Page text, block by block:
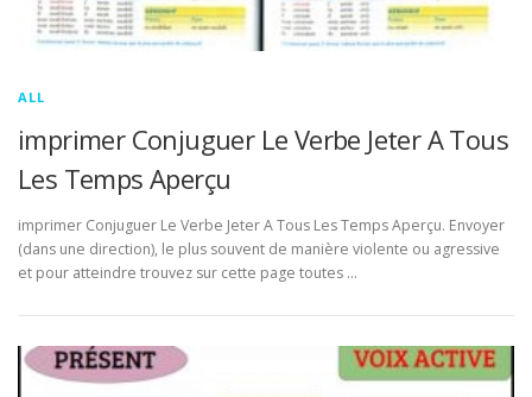
ALL
imprimer Conjuguer Le Verbe Jeter A Tous
Les Temps Aperçu
imprimer Conjuguer Le Verbe Jeter A Tous Les Temps Aperçu. Envoyer
(dans une direction), le plus souvent de manière violente ou agressive
et pour atteindre trouvez sur cette page toutes …